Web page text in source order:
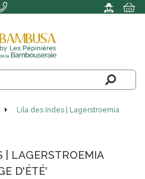
Lila des Indes | Lagerstroemia
| LAGERSTROEMIA
D'ÉTÉ'